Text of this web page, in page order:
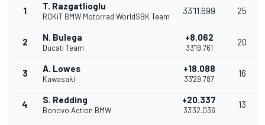
1 T. Razgatlioglu
ROKiT BMW Motorrad WorldSBK Team
33'11.699 25
2 N. Bulega
Ducati Team
+8.062
33'19.761
20
3 A. Lowes
Kawasaki
+18.088
33'29.787
16
4 S. Redding
Bonovo Action BMW
+20.337
33'32.036
13